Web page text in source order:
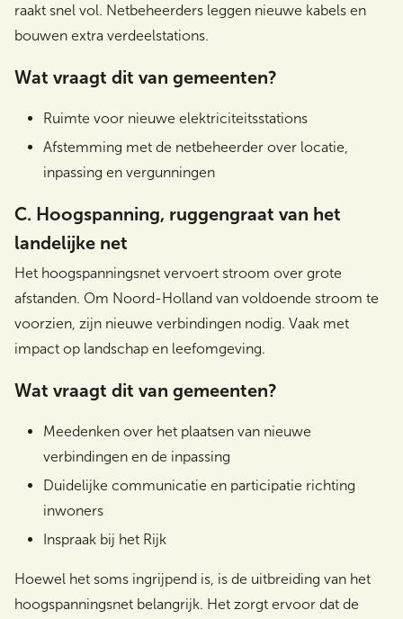
raakt snel vol. Netbeheerders leggen nieuwe kabels en
bouwen extra verdeelstations.
Wat vraagt dit van gemeenten?
Ruimte voor nieuwe elektriciteitsstations
Afstemming met de netbeheerder over locatie,
inpassing en vergunningen
C. Hoogspanning, ruggengraat van het
landelijke net
Het hoogspanningsnet vervoert stroom over grote
afstanden. Om Noord-Holland van voldoende stroom te
voorzien, zijn nieuwe verbindingen nodig. Vaak met
impact op landschap en leefomgeving.
Wat vraagt dit van gemeenten?
Meedenken over het plaatsen van nieuwe
verbindingen en de inpassing
Duidelijke communicatie en participatie richting
inwoners
Inspraak bij het Rijk
Hoewel het soms ingrijpend is, is de uitbreiding van het
hoogspanningsnet belangrijk. Het zorgt ervoor dat de